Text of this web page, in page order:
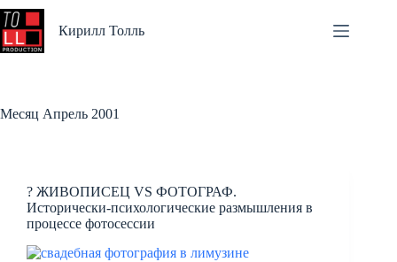
Перейти
к
Кирилл Толль
Месяц Апрель 2001
? ЖИВОПИСЕЦ VS ФОТОГРАФ.
Исторически-психологические размышления в
процессе фотосессии